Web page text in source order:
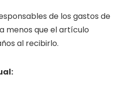
de los gastos de
menos que el artículo
al recibirlo.